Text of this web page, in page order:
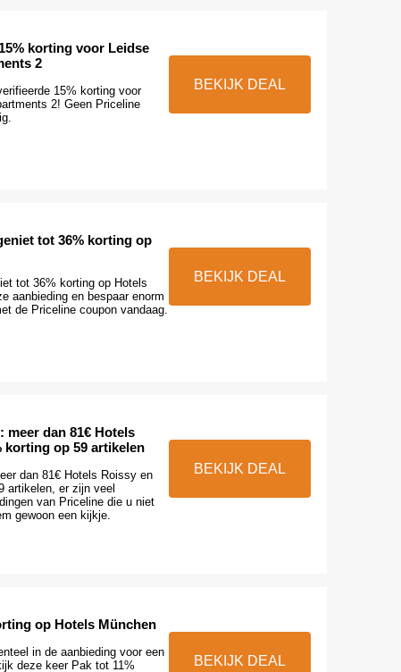
korting voor Leidse
2
15% korting voor
2! Geen Priceline
BEKIJK DEAL
tot 36% korting op
tot 36% korting op Hotels
aanbieding en bespaar enorm
de Priceline coupon vandaag.
BEKIJK DEAL
meer dan 81€ Hotels
korting op 59 artikelen
dan 81€ Hotels Roissy en
artikelen, er zijn veel
van Priceline die u niet
gewoon een kijkje.
BEKIJK DEAL
op Hotels München
in de aanbieding voor een
deze keer Pak tot 11%
BEKIJK DEAL